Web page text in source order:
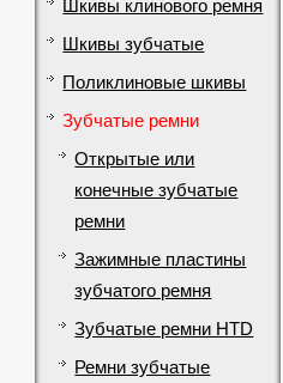
Шкивы клинового ремня
Шкивы зубчатые
Поликлиновые шкивы
Зубчатые ремни
Открытые или
конечные зубчатые
ремни
Зажимные пластины
зубчатого ремня
Зубчатые ремни HTD
Ремни зубчатые